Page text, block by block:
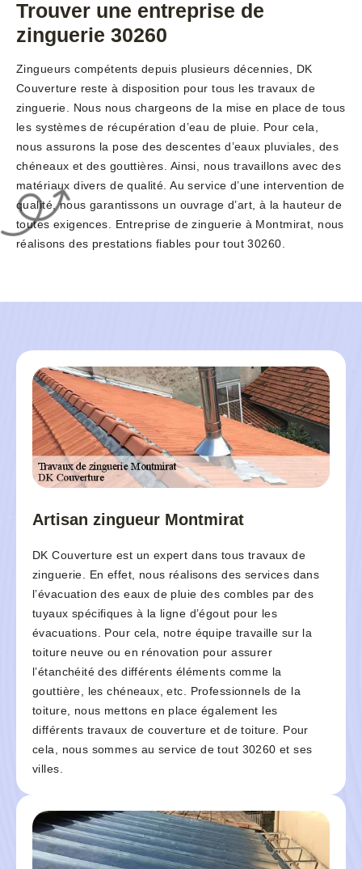
Trouver une entreprise de
zinguerie 30260
Zingueurs compétents depuis plusieurs décennies, DK
Couverture reste à disposition pour tous les travaux de
zinguerie. Nous nous chargeons de la mise en place de tous
les systèmes de récupération d’eau de pluie. Pour cela,
nous assurons la pose des descentes d’eaux pluviales, des
chéneaux et des gouttières. Ainsi, nous travaillons avec des
matériaux divers de qualité. Au service d’une intervention de
qualité, nous garantissons un ouvrage d’art, à la hauteur de
toutes exigences. Entreprise de zinguerie à Montmirat, nous
réalisons des prestations fiables pour tout 30260.
Artisan zingueur Montmirat
DK Couverture est un expert dans tous travaux de
zinguerie. En effet, nous réalisons des services dans
l’évacuation des eaux de pluie des combles par des
tuyaux spécifiques à la ligne d’égout pour les
évacuations. Pour cela, notre équipe travaille sur la
toiture neuve ou en rénovation pour assurer
l’étanchéité des différents éléments comme la
gouttière, les chéneaux, etc. Professionnels de la
toiture, nous mettons en place également les
différents travaux de couverture et de toiture. Pour
cela, nous sommes au service de tout 30260 et ses
villes.